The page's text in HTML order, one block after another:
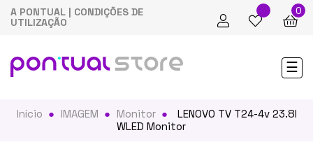
A PONTUAL | CONDIÇÕES DE
UTILIZAÇÃO
0
☰
Início IMAGEM Monitor
LENOVO TV T24-4v 23.8I
WLED Monitor